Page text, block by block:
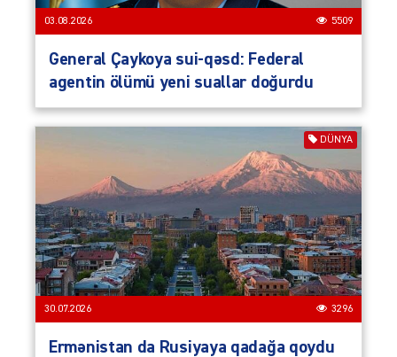
03.08.2026 5509
General Çaykoya sui-qəsd: Federal
agentin ölümü yeni suallar doğurdu
DÜNYA
30.07.2026 3296
Ermənistan da Rusiyaya qadağa qoydu